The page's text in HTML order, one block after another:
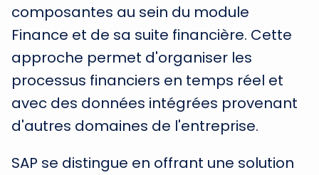
composantes au sein du module
Finance et de sa suite financière. Cette
approche permet d'organiser les
processus financiers en temps réel et
avec des données intégrées provenant
d'autres domaines de l'entreprise.
SAP se distingue en offrant une solution